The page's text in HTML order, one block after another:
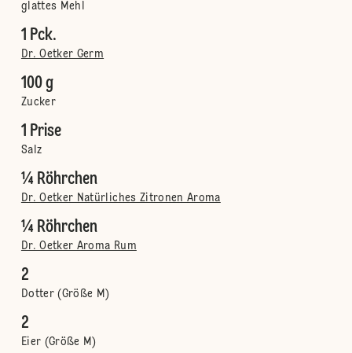
glattes Mehl
1 Pck.
Dr. Oetker Germ
100 g
Zucker
1 Prise
Salz
¼ Röhrchen
Dr. Oetker Natürliches Zitronen Aroma
¼ Röhrchen
Dr. Oetker Aroma Rum
2
Dotter (Größe M)
2
Eier (Größe M)